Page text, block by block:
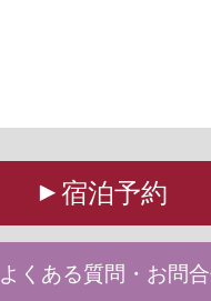
宿泊予約
よくある質問・お問